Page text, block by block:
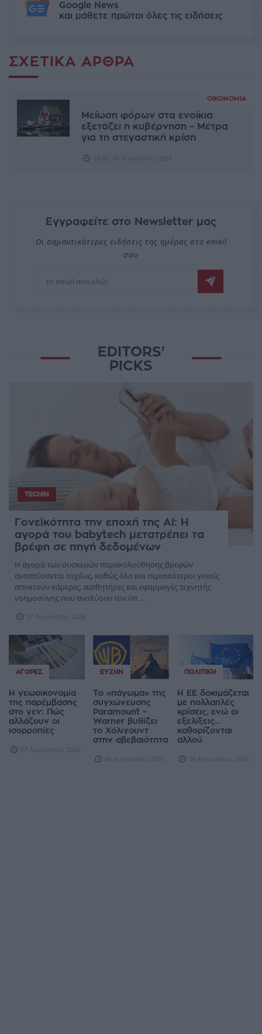
Google News
και μάθετε πρώτοι όλες τις ειδήσεις
ΣΧΕΤΙΚΆ ΆΡΘΡΑ
ΟΙΚΟΝΟΜΊΑ
Μείωση φόρων στα ενοίκια
εξετάζει η κυβέρνηση – Μέτρα
για τη στεγαστική κρίση
Εγγραφείτε στο Newsletter μας
Οι σημαντικότερες ειδήσεις της ημέρας στο email
σου
EDITORS'
PICKS
TECHIN
Γονεϊκότητα την εποχή της AI: Η
αγορά του babytech μετατρέπει τα
βρέφη σε πηγή δεδομένων
Η αγορά των συσκευών παρακολούθησης βρεφών
αναπτύσσεται ταχέως, καθώς όλο και περισσότεροι γονείς
αποκτούν κάμερες, αισθητήρες και εφαρμογές τεχνητής
νοημοσύνης που αναλύουν τον ύπ ...
07 Αυγούστου 2026
ΑΓΟΡΈΣ
Η γεωοικονομία
της παρέμβασης
στο γεν: Πώς
αλλάζουν οι
ισορροπίες
07 Αυγούστου 2026
ΕΥΖΗΝ
Το «πάγωμα» της
συγχώνευσης
Paramount –
Warner βυθίζει
το Χόλιγουντ
στην αβεβαιότητα
06 Αυγούστου 2026
ΠΟΛΙΤΙΚΉ
Η ΕΕ δοκιμάζεται
με πολλαπλές
κρίσεις, ενώ οι
εξελίξεις...
καθορίζονται
αλλού
06 Αυγούστου 2026